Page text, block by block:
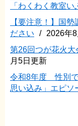
「わくわく教室い
【要注意！】国
ださい
2026年
第26回つが花火
月5日更新
令和8年度 性別で
思い込み」エピソ